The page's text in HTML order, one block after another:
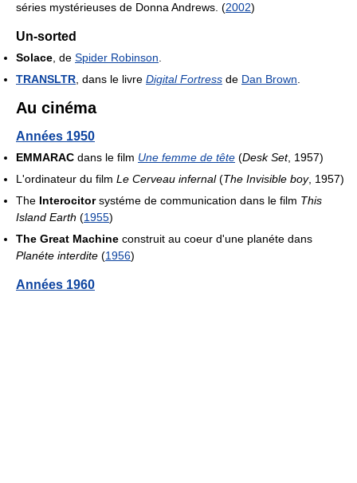
séries mystérieuses de Donna Andrews. (2002)
Un-sorted
Solace , de Spider Robinson
TRANSLTR , dans le livre Digital Fortress de Dan Brown
Au cinéma
Années 1950
EMMARAC dans le film Une femme de tête (Desk Set, 1957)
L'ordinateur du film Le Cerveau infernal(The Invisible boy, 1957)
The Interocitorsystéme de communication dans le film This
Island Earth (1955)
The Great Machine construit au coeur d'une planéte dans
Planéte interdite (1956)
Années 1960